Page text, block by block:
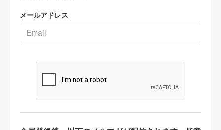
メールアドレス